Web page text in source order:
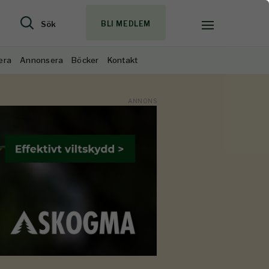
Sök BLI MEDLEM
Annonsera Böcker Kontakt